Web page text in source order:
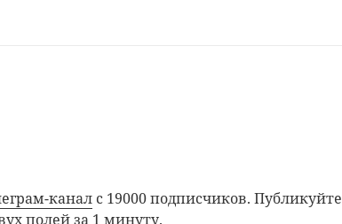
канал с 19000 подписчиков. Публикуйте
полейза 1 минуту.